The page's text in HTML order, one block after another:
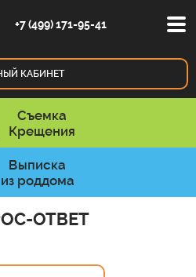
+7 (499) 171-95-41
КАБИНЕТ
Съемка
Крещения
Выписка
из роддома
ОТВЕТ